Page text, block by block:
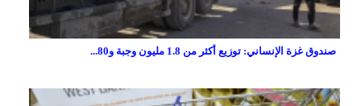
صندوق غزة الإنساني: توزيع أكثر من 1.8 مليون وجبة و80...